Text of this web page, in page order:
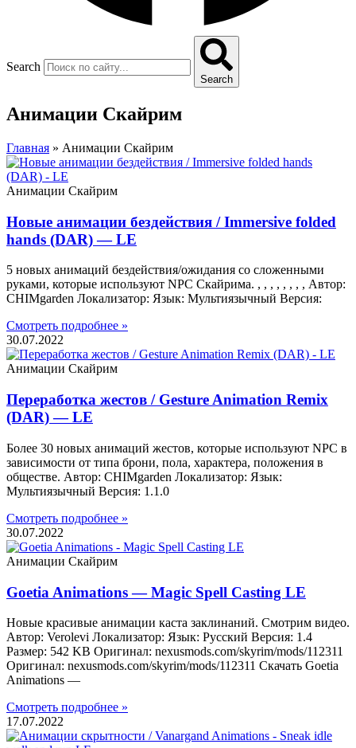
Search
Search
Анимации Скайрим
Главная » Анимации Скайрим
Анимации Скайрим
Новые анимации бездействия / Immersive folded
hands (DAR) — LE
5 новых анимаций бездействия/ожидания со сложенными
руками, которые используют NPC Скайрима. , , , , , , , , Автор:
CHIMgarden Локализатор: Язык: Мультиязычный Версия:
Смотреть подробнее »
30.07.2022
Анимации Скайрим
Переработка жестов / Gesture Animation Remix
(DAR) — LE
Более 30 новых анимаций жестов, которые используют NPC в
зависимости от типа брони, пола, характера, положения в
обществе. Автор: CHIMgarden Локализатор: Язык:
Мультиязычный Версия: 1.1.0
Смотреть подробнее »
30.07.2022
Анимации Скайрим
Goetia Animations — Magic Spell Casting LE
Новые красивые анимации каста заклинаний. Смотрим видео.
Автор: Verolevi Локализатор: Язык: Русский Версия: 1.4
Размер: 542 KB Оригинал: nexusmods.com/skyrim/mods/112311
Оригинал: nexusmods.com/skyrim/mods/112311 Скачать Goetia
Animations —
Смотреть подробнее »
17.07.2022